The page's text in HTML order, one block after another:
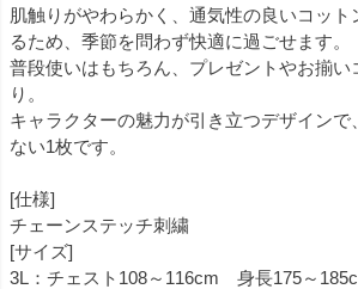
肌触りがやわらかく、通気性の良いコット
るため、季節を問わず快適に過ごせます。
普段使いはもちろん、プレゼントやお揃い
り。
キャラクターの魅力が引き立つデザインで
ない1枚です。
[仕様]
チェーンステッチ刺繍
[サイズ]
3L：チェスト108～116cm 身長175～